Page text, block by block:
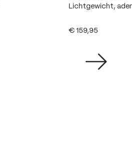
Lichtgewicht,
€ 159,95